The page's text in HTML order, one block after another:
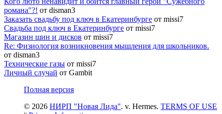
романа"?! от disman3
Заказать свадьбу под ключ в Екатеринбурге от missi7
Cвадьба под ключ в Екатеринбурге от missi7
Магазин шин и дисков от missi7
Re: Физиология возникновения мышления для школьников.
от disman3
Технические газы от missi7
Личный случай от Gambit
Полная версия
© 2026 НИРП "Новая Лида". v. Hermes. TERMS OF USE